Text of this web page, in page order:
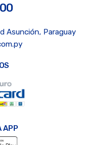
Asunción, Paraguay
APP